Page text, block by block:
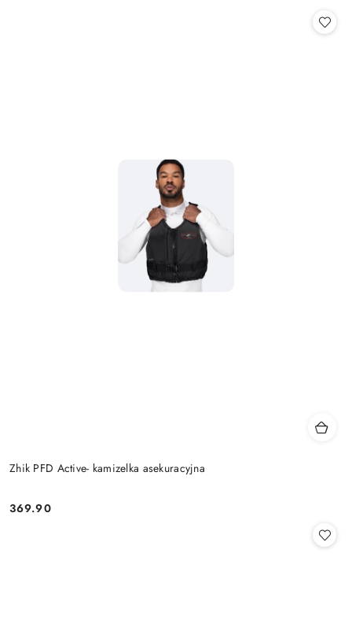
Zhik PFD Active- kamizelka asekuracyjna
Cena:
369.90